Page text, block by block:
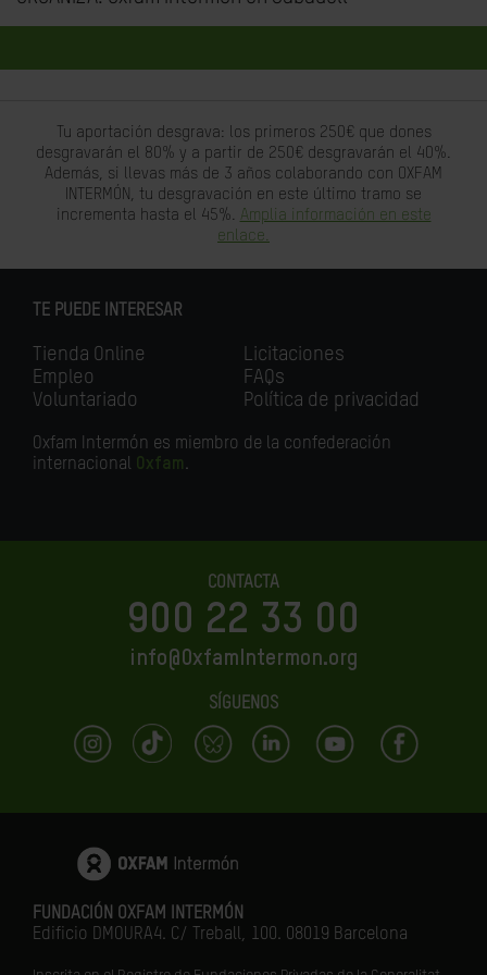
Tu aportación desgrava: los primeros 250€ que dones
desgravarán el 80% y a partir de 250€ desgravarán el 40%.
Además, si llevas más de 3 años colaborando con OXFAM
INTERMÓN, tu desgravación en este último tramo se
incrementa hasta el 45%. Amplia información en este
enlace.
TE PUEDE INTERESAR
Tienda Online
Empleo
Voluntariado
Licitaciones
FAQs
Política de privacidad
Oxfam Intermón es miembro de la confederación
internacional Oxfam.
CONTACTA
900 22 33 00
info@OxfamIntermon.org
SÍGUENOS
FUNDACIÓN OXFAM INTERMÓN
Edificio DMOURA4. C/ Treball, 100. 08019 Barcelona